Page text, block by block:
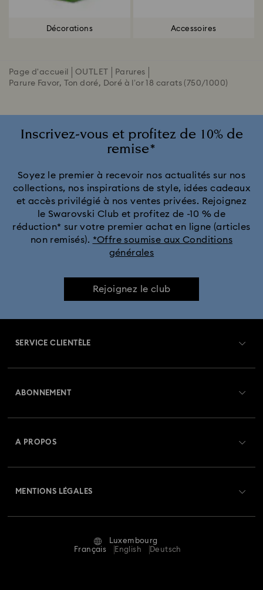
Décorations Accessoires
Page d'accueil OUTLET
Parures
Parure Favor, Ton doré, Doré à l’or 18 carats (750/1000)
Inscrivez-vous et profitez de 10% de
remise*
Soyez le premier à recevoir nos actualités sur nos
collections, nos inspirations de style, idées cadeaux
et accès privilégié à nos ventes privées. Rejoignez
le Swarovski Club et profitez de -10 % de
réduction* sur votre premier achat en ligne (articles
non remisés). *Offre soumise aux Conditions
générales
Rejoignez le club
SERVICE CLIENTÈLE
Retours et échanges
Statut de réparation
Contactez-Nous
ABONNEMENT
A PROPOS
MENTIONS LÉGALES
Conditions Générales
Luxembourg
Français
English Deutsch